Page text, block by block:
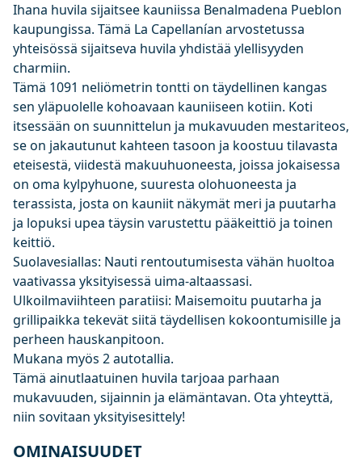
Ihana huvila sijaitsee kauniissa Benalmadena Pueblon
kaupungissa. Tämä La Capellanían arvostetussa
yhteisössä sijaitseva huvila yhdistää ylellisyyden
charmiin.
Tämä 1091 neliömetrin tontti on täydellinen kangas
sen yläpuolelle kohoavaan kauniiseen kotiin. Koti
itsessään on suunnittelun ja mukavuuden mestariteos,
se on jakautunut kahteen tasoon ja koostuu tilavasta
eteisestä, viidestä makuuhuoneesta, joissa jokaisessa
on oma kylpyhuone, suuresta olohuoneesta ja
terassista, josta on kauniit näkymät meri ja puutarha
ja lopuksi upea täysin varustettu pääkeittiö ja toinen
keittiö.
Suolavesiallas: Nauti rentoutumisesta vähän huoltoa
vaativassa yksityisessä uima-altaassasi.
Ulkoilmaviihteen paratiisi: Maisemoitu puutarha ja
grillipaikka tekevät siitä täydellisen kokoontumisille ja
perheen hauskanpitoon.
Mukana myös 2 autotallia.
Tämä ainutlaatuinen huvila tarjoaa parhaan
mukavuuden, sijainnin ja elämäntavan. Ota yhteyttä,
niin sovitaan yksityisesittely!
OMINAISUUDET